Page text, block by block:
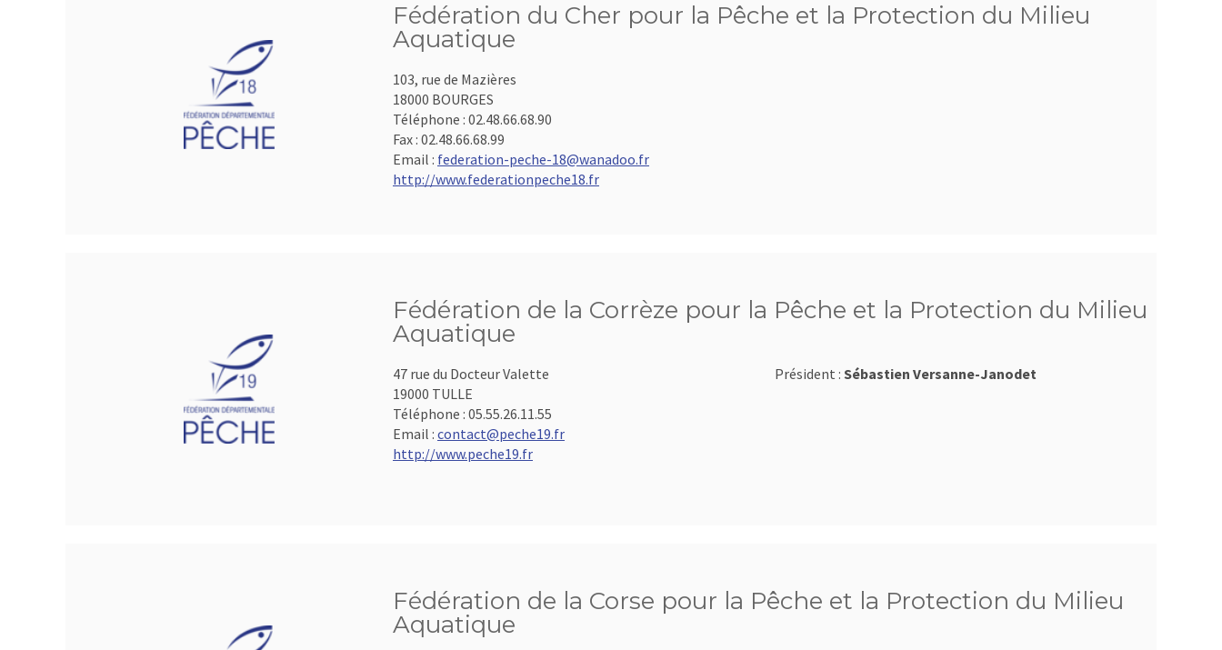
Fédération du Cher pour la Pêche et la Protection du Milieu
Aquatique
103, rue de Mazières
18000 BOURGES
Téléphone : 02.48.66.68.90
Fax : 02.48.66.68.99
Email : federation-peche-18@wanadoo.fr
http://www.federationpeche18.fr
Fédération de la Corrèze pour la Pêche et la Protection du Milieu
Aquatique
47 rue du Docteur Valette
19000 TULLE
Téléphone : 05.55.26.11.55
Email : contact@peche19.fr
http://www.peche19.fr
Président : Sébastien Versanne-Janodet
Fédération de la Corse pour la Pêche et la Protection du Milieu
Aquatique